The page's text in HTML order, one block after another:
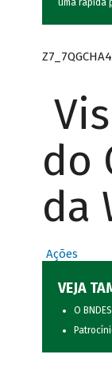
uma rápida
do
da
Ações
VEJA
O